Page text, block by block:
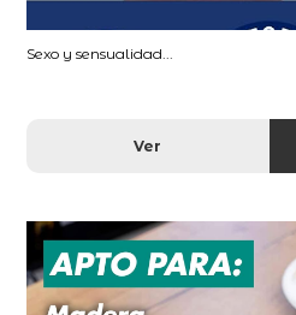
Sexo y sensualidad...
Ver